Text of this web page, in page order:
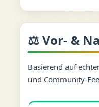
⚖️ Vor- &
Basierend auf
und Community-